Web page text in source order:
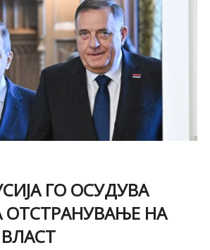
ГО ОСУДУВА
ОТСТРАНУВАЊЕ НА